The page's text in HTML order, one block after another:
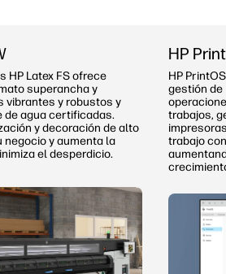
HP Latex FS ofrece
superancha y
vibrantes y robustos y
de agua certificadas.
y decoración de alto
negocio y aumenta la
el desperdicio.
HP
HP
gestión de
trabajos,
trabajo